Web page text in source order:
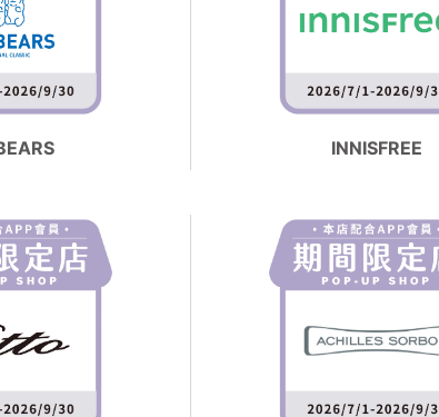
INNISFREE